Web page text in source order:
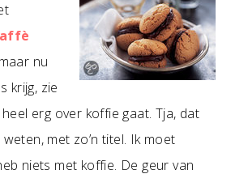
nu
krijg, zie
erg over koffie gaat. Tja, dat
met zo’n titel. Ik moet
niets met koffie. De geur van